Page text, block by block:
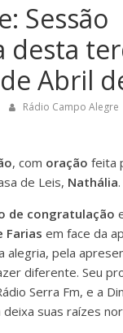
Sessão
desta
Abril
Rádio Campo Alegre
, com oração feita
de Leis, Nathália.
de congratulação
Farias em face da
alegria, pela
diferente. Seu
Serra Fm, e a
deixa suas raízes